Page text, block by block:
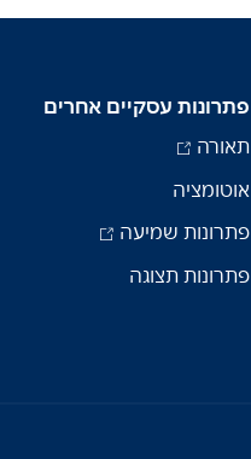
פתרונות עסקיים אחרים
תאורה
אוטומציה
פתרונות שמיעה
פתרונות תצוגה